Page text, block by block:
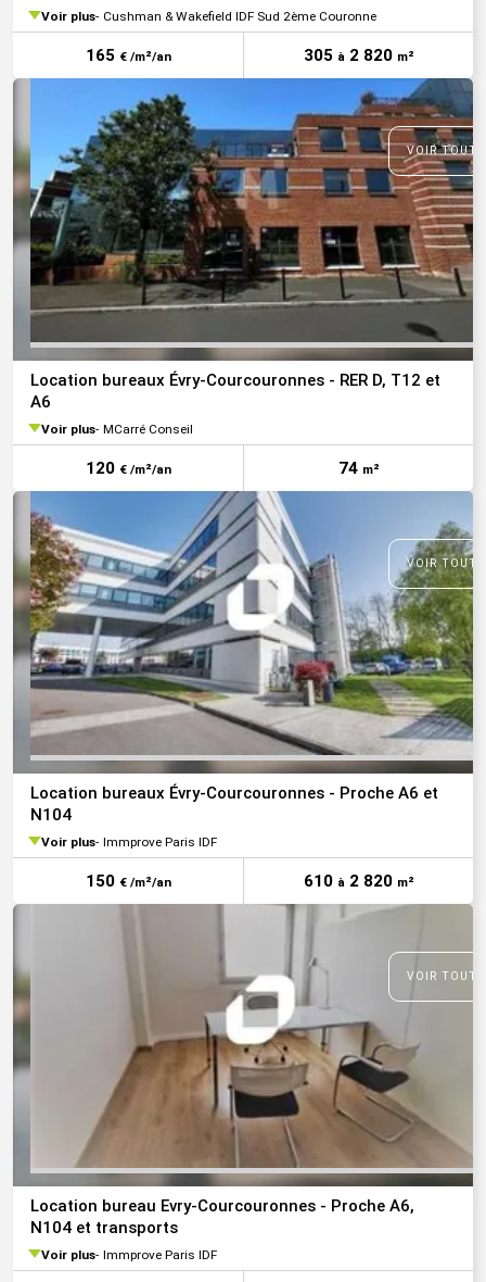
Voir plus Cushman & Wakefield IDF Sud 2ème Couronne
165 € /m²/an 305 à2 820 m²
VOIR
Location bureaux Évry-Courcouronnes - RER D, T12 et
A6
Voir plus MCarré Conseil
120 € /m²/an 74 m²
VOIR
Location bureaux Évry-Courcouronnes - Proche A6 et
N104
Voir plus Immprove Paris IDF
150 € /m²/an 610 à2 820 m²
VOIR
Location bureau Evry-Courcouronnes - Proche A6,
N104 et transports
Voir plus Immprove Paris IDF